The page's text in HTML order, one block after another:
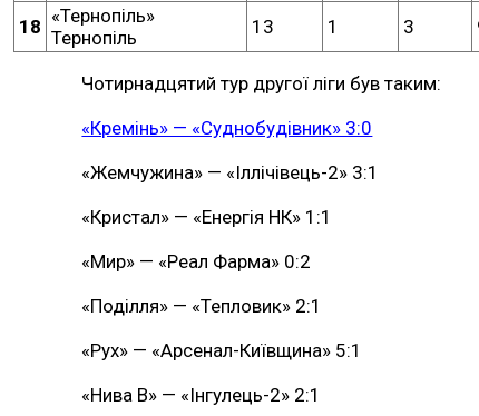
18 «Тернопіль»
Тернопіль
13 1 3
Чотирнадцятий тур другої ліги був таким:
«Кремінь» — «Суднобудівник» 3:0
«Жемчужина» — «Іллічівець-2» 3:1
«Кристал» — «Енергія НК» 1:1
«Мир» — «Реал Фарма» 0:2
«Поділля» — «Тепловик» 2:1
«Рух» — «Арсенал-Київщина» 5:1
«Нива В» — «Інгулець-2» 2:1